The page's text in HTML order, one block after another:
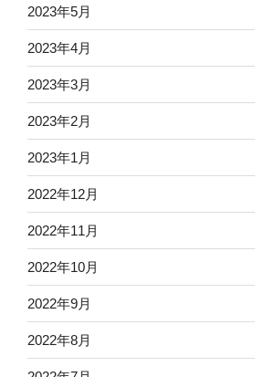
2023年5月
2023年4月
2023年3月
2023年2月
2023年1月
2022年12月
2022年11月
2022年10月
2022年9月
2022年8月